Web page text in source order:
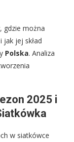
gdzie można
jak jej skład
Polska. Analiza
2025 i
w siatkówce